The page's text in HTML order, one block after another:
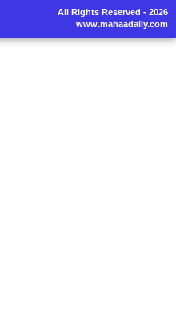
All Rights Reserved - 2026
www.mahaadaily.com